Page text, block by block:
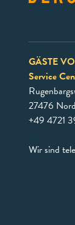
GÄSTE
Service
27476
+49 4721
Wir sind